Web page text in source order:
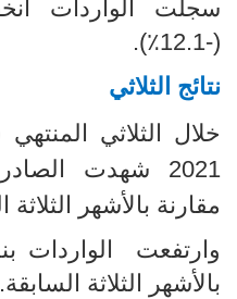
سجلت الواردات
(-12.1٪).
نتائج الثلاثي
خلال الثلاثي
2021 شهدت الصادرات استقرارا (+0,2
مقارنة بالأشهر الثلاثة
وارتفعت الواردات
بالأشهر الثلاثة السابقة.